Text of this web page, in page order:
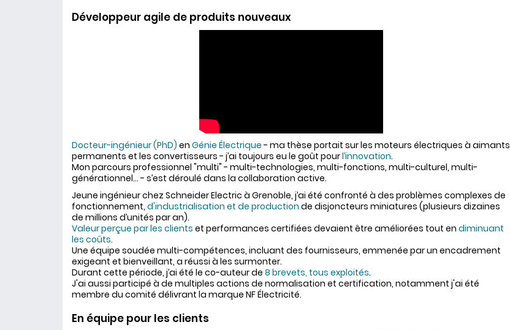
Développeur agile de produits nouveaux
Docteur-ingénieur (PhD) en Génie Électrique - ma thèse portait sur les moteurs électriques à aimants
permanents et les convertisseurs - j’ai toujours eu le goût pourl’innovation.
Mon parcours professionnel "multi" - multi-technologies, multi-fonctions, multi-culturel, multi-
générationnel… - s’est déroulé dans la collaboration active.
Jeune ingénieur chez Schneider Electric à Grenoble, j’ai été confronté à des problèmes complexes de
fonctionnement, d'industrialisation et de production de disjoncteurs miniatures (plusieurs dizaines
de millions d’unités par an).
Valeur perçue par les clients et performances certifiées devaient être améliorées tout en diminuant
les coûts.
Une équipe soudée multi-compétences, incluant des fournisseurs, emmenée par un encadrement
exigeant et bienveillant, a réussi à les surmonter.
Durant cette période, j’ai été le co-auteur de 8 brevets, tous exploités.
J'ai aussi participé à de multiples actions de normalisation et certification, notamment j'ai été
membre du comité délivrant la marque NF Électricité.
En équipe pour les clients